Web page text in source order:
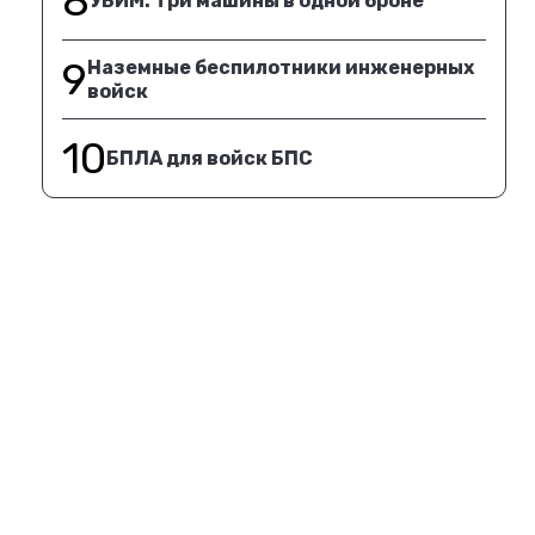
9Наземные беспилотники инженерных
войск
10БПЛА для войск БПС